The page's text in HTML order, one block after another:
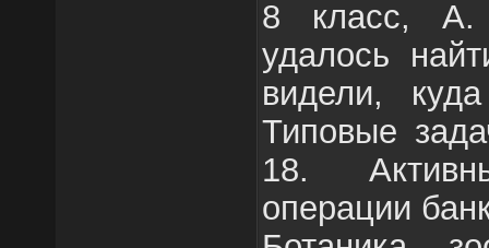
8 класс, А.
удалось
видели,
Типовые
18.
операции